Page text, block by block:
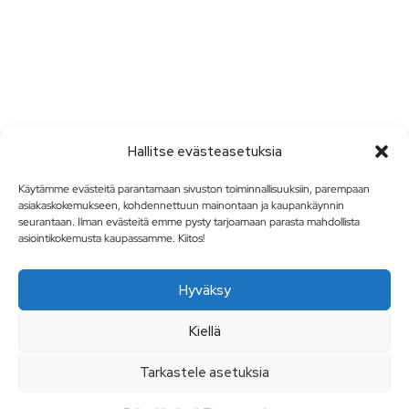
Hallitse evästeasetuksia
Käytämme evästeitä parantamaan sivuston toiminnallisuuksiin, parempaan
asiakaskokemukseen, kohdennettuun mainontaan ja kaupankäynnin
seurantaan. Ilman evästeitä emme pysty tarjoamaan parasta mahdollista
asiointikokemusta kaupassamme. Kiitos!
Hyväksy
Kiellä
Tarkastele asetuksia